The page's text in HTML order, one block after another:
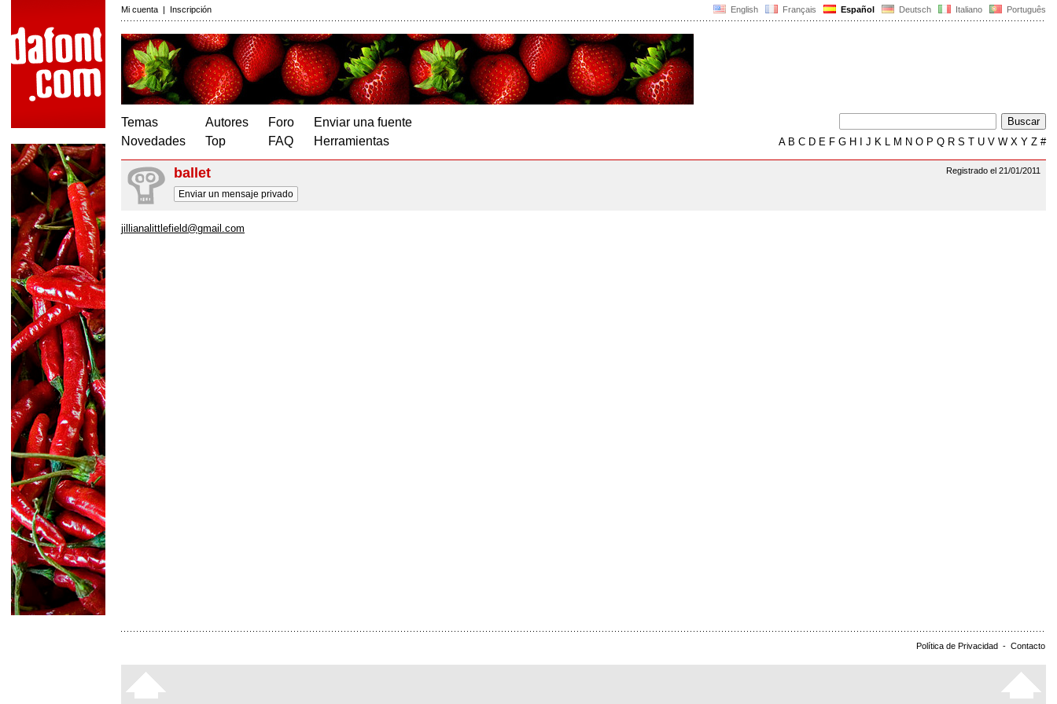
English Français Español Deutsch Italiano Português
Mi cuenta | Inscripción
Temas
Novedades
Autores
Top
Foro
FAQ
Enviar una fuente
Herramientas
AB C D E F G H J K L M N O P Q R S T U V W X Y Z #
Registrado el 21/01/2011
ballet
Enviar un mensaje privado
jillianalittlefield@gmail.com
Política de Privacidad - Contacto